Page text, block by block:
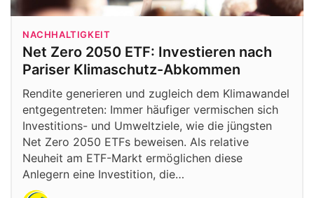
NACHHALTIGKEIT
Net Zero 2050 ETF: Investieren nach
Pariser Klimaschutz-Abkommen
Rendite generieren und zugleich dem Klimawandel
entgegentreten: Immer häufiger vermischen sich
Investitions- und Umweltziele, wie die jüngsten
Net Zero 2050 ETFs beweisen. Als relative
Neuheit am ETF-Markt ermöglichen diese
Anlegern eine Investition, die…